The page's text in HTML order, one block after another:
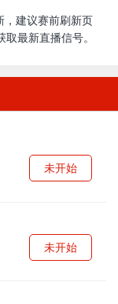
，建议赛前刷新页
最新直播信号。
未开始
未开始